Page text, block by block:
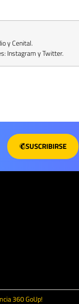
y Cenital.
Instagram y Twitter.
SUSCRIBIRSE
360 GoUp!